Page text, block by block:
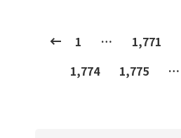
1 … 1,771
1,774
1,775 …